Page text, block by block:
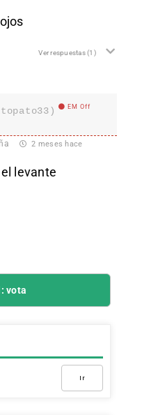
Ver respuestas(1)
EM Off
2 meses hace
levante
vota
Ir